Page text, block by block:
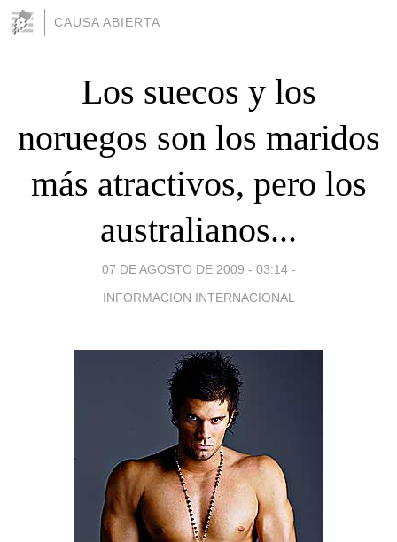
CAUSA ABIERTA
Los suecos y los
noruegos son los maridos
más atractivos, pero los
australianos...
07 DE AGOSTO DE 2009 - 03:14 -
INFORMACION INTERNACIONAL